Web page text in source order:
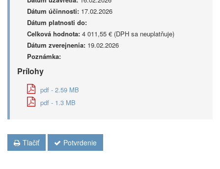
Dátum účinnosti: 17.02.2026
Dátum platnosti do:
Celková hodnota: 4 011,55 € (DPH sa neuplatňuje)
Dátum zverejnenia: 19.02.2026
Poznámka:
Prílohy
pdf - 2.59 MB
pdf - 1.3 MB
Tlačiť Potvrdenie